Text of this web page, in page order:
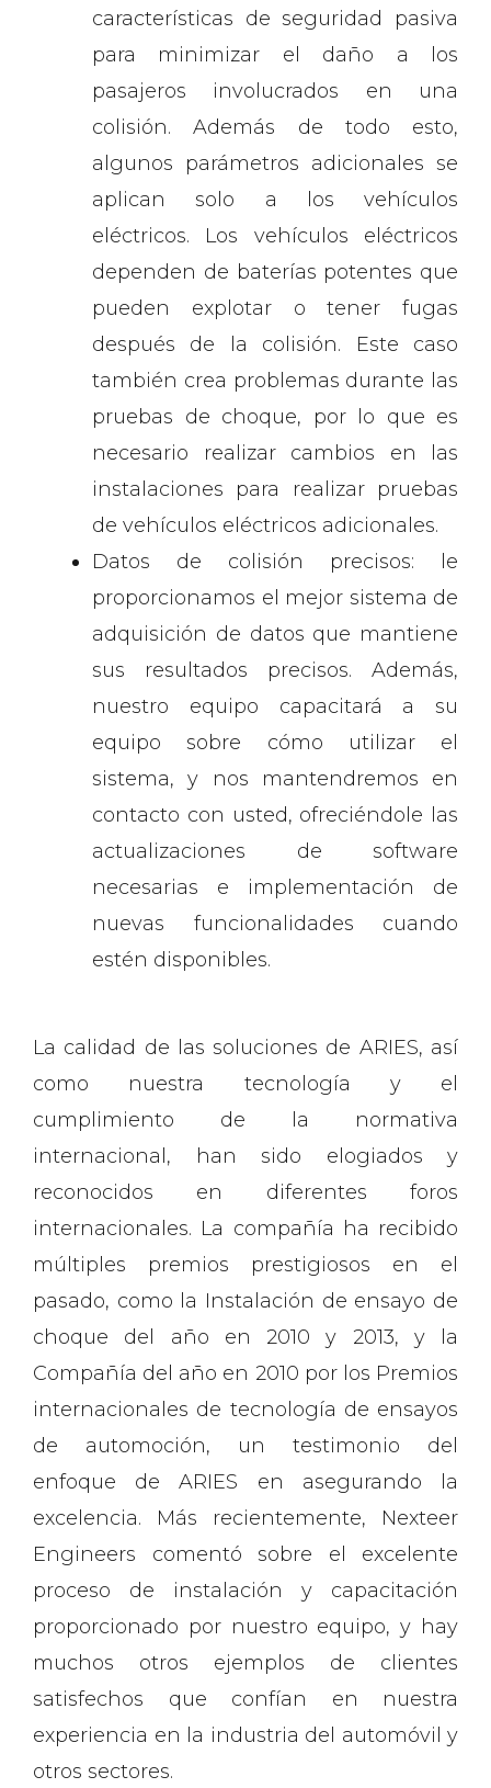
características de seguridad pasiva
para minimizar el daño a los
pasajeros involucrados en una
colisión. Además de todo esto,
algunos parámetros adicionales se
aplican solo a los vehículos
eléctricos. Los vehículos eléctricos
dependen de baterías potentes que
pueden explotar o tener fugas
después de la colisión. Este caso
también crea problemas durante las
pruebas de choque, por lo que es
necesario realizar cambios en las
instalaciones para realizar pruebas
de vehículos eléctricos adicionales.
Datos de colisión precisos: le
proporcionamos el mejor sistema de
adquisición de datos que mantiene
sus resultados precisos. Además,
nuestro equipo capacitará a su
equipo sobre cómo utilizar el
sistema, y ​​nos mantendremos en
contacto con usted, ofreciéndole las
actualizaciones de software
necesarias e implementación de
nuevas funcionalidades cuando
estén disponibles.
La calidad de las soluciones de ARIES, así
como nuestra tecnología y el
cumplimiento de la normativa
internacional, han sido elogiados y
reconocidos en diferentes foros
internacionales. La compañía ha recibido
múltiples premios prestigiosos en el
pasado, como la Instalación de ensayo de
choque del año en 2010 y 2013, y la
Compañía del año en 2010 por los Premios
internacionales de tecnología de ensayos
de automoción, un testimonio del
enfoque de ARIES en asegurando la
excelencia. Más recientemente, Nexteer
Engineers comentó sobre el excelente
proceso de instalación y capacitación
proporcionado por nuestro equipo, y hay
muchos otros ejemplos de clientes
satisfechos que confían en nuestra
experiencia en la industria del automóvil y
otros sectores.